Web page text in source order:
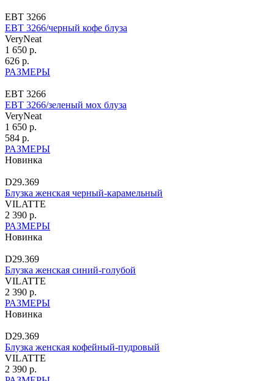
ЕВТ 3266
ЕВТ 3266/черный кофе блуза
VeryNeat
1 650 р.
626 р.
РАЗМЕРЫ
ЕВТ 3266
ЕВТ 3266/зеленый мох блуза
VeryNeat
1 650 р.
584 р.
РАЗМЕРЫ
Новинка
D29.369
Блузка женская черный-карамельный
VILATTE
2 390 р.
РАЗМЕРЫ
Новинка
D29.369
Блузка женская синий-голубой
VILATTE
2 390 р.
РАЗМЕРЫ
Новинка
D29.369
Блузка женская кофейный-пудровый
VILATTE
2 390 р.